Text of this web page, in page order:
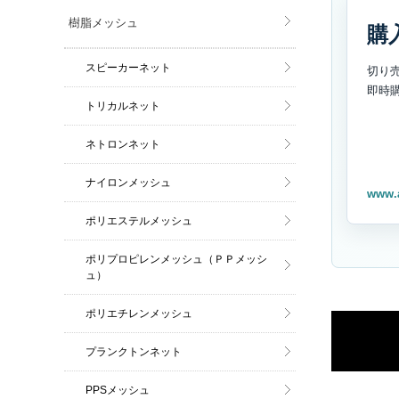
購
切り
即時
樹脂メッシュ
スピーカーネット
トリカルネット
ネトロンネット
ナイロンメッシュ
ポリエステルメッシュ
ポリプロピレンメッシュ（ＰＰメッシ
ュ）
ポリエチレンメッシュ
プランクトンネット
PPSメッシュ